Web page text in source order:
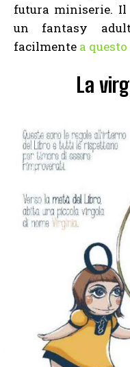
futura miniserie. Il
un fantasy
facilmente a questo
La